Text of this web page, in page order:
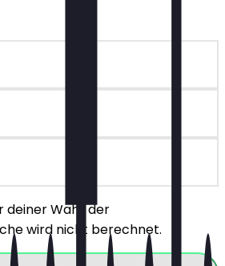
deiner Wahl, der
wird nicht berechnet.